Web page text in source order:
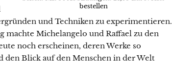
bestellen
und Techniken zu experimentieren.
machte Michelangelo und Raffael zu den
noch erscheinen, deren Werke so
den Blick auf den Menschen in der Welt